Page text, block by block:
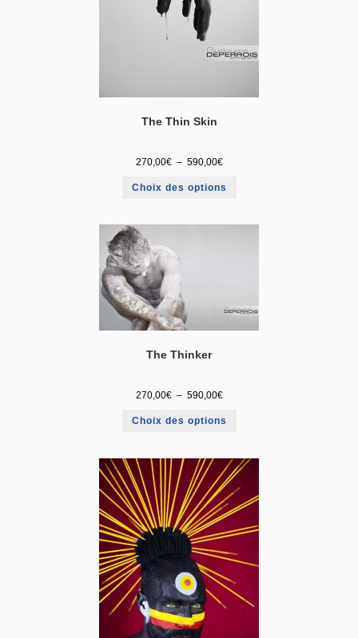
The Thin Skin
270,00€ – 590,00€
Choix des options
The Thinker
270,00€ – 590,00€
Choix des options